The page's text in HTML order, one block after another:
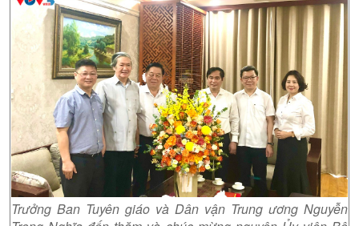
Trưởng Ban Tuyên giáo và Dân vận Trung ương Nguyễn